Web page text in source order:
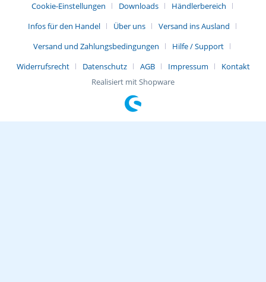
Cookie-Einstellungen Downloads
Händlerbereich
Infos für den Handel
Über uns
Versand ins Ausland
Versand und Zahlungsbedingungen
Hilfe / Support
Widerrufsrecht
Datenschutz AGB Impressum
Kontakt
Realisiert mit Shopware